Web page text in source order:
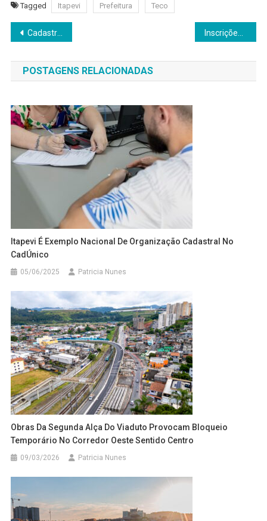
Tagged Itapevi Prefeitura Teco
Navegação
de
Post
Cadastro único informará sobre celulares roubados ou extraviados
POSTAGENS RELACIONADAS
Itapevi É Exemplo Nacional De Organização Cadastral No
CadÚnico
05/06/2025 Patricia Nunes
Obras Da Segunda Alça Do Viaduto Provocam Bloqueio
Temporário No Corredor Oeste Sentido Centro
09/03/2026 Patricia Nunes